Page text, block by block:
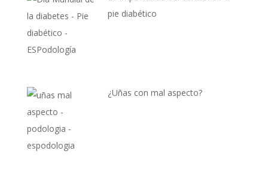
pie diabético
¿Uñas con mal aspecto?